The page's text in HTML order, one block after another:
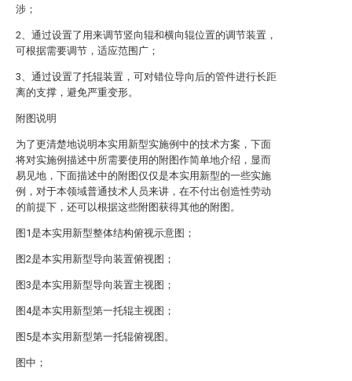
涉；
2、通过设置了用来调节竖向辊和横向辊位置的调节装置，
可根据需要调节，适应范围广；
3、通过设置了托辊装置，可对错位导向后的管件进行长距
离的支撑，避免严重变形。
附图说明
为了更清楚地说明本实用新型实施例中的技术方案，下面
将对实施例描述中所需要使用的附图作简单地介绍，显而
易见地，下面描述中的附图仅仅是本实用新型的一些实施
例，对于本领域普通技术人员来讲，在不付出创造性劳动
的前提下，还可以根据这些附图获得其他的附图。
图1是本实用新型整体结构俯视示意图；
图2是本实用新型导向装置俯视图；
图3是本实用新型导向装置主视图；
图4是本实用新型第一托辊主视图；
图5是本实用新型第一托辊俯视图。
图中；